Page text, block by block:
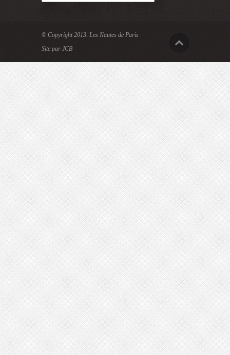
© Copyright 2013. Les Nautes de Paris
Site par JCB